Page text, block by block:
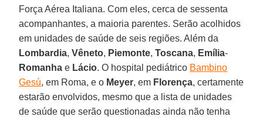
Força Aérea Italiana. Com eles, cerca de sessenta
acompanhantes, a maioria parentes. Serão acolhidos
em unidades de saúde de seis regiões. Além da
Lombardia,Vêneto, Piemonte,Toscana, Emília-
Romanha e Lácio. O hospital pediátrico Bambino
Gesù, em Roma, e o Meyer, em Florença, certamente
estarão envolvidos, mesmo que a lista de unidades
de saúde que serão questionadas ainda não tenha